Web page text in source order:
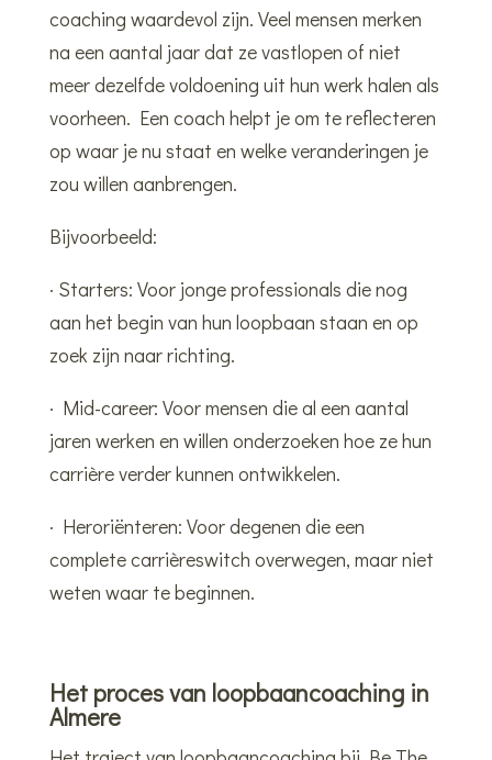
coaching waardevol zijn. Veel mensen merken
na een aantal jaar dat ze vastlopen of niet
meer dezelfde voldoening uit hun werk halen als
voorheen. Een coach helpt je om te reflecteren
op waar je nu staat en welke veranderingen je
zou willen aanbrengen.
Bijvoorbeeld:
· Starters: Voor jonge professionals die nog
aan het begin van hun loopbaan staan en op
zoek zijn naar richting.
· Mid-career: Voor mensen die al een aantal
jaren werken en willen onderzoeken hoe ze hun
carrière verder kunnen ontwikkelen.
· Heroriënteren: Voor degenen die een
complete carrièreswitch overwegen, maar niet
weten waar te beginnen.
Het proces van loopbaancoaching in
Almere